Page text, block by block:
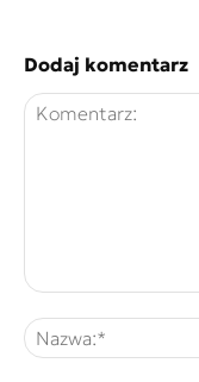
Dodaj komentarz